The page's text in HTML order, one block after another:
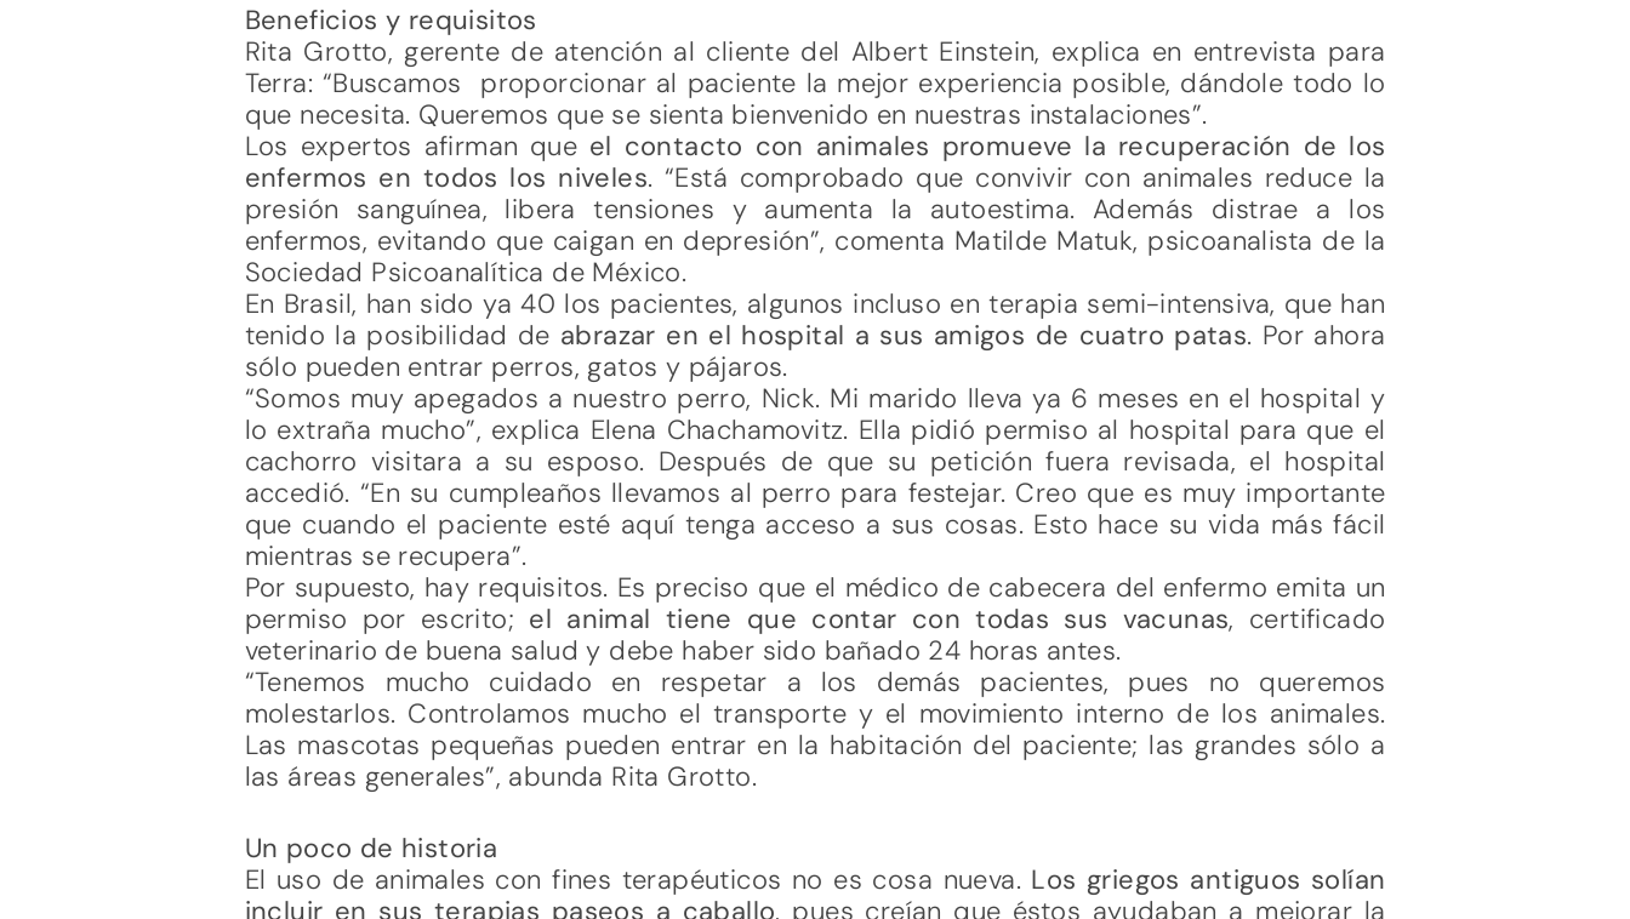
Beneficios y requisitos
Rita Grotto, gerente de atención al cliente del Albert Einstein, explica en entrevista para
Terra: “Buscamos proporcionar al paciente la mejor experiencia posible, dándole todo lo
que necesita. Queremos que se sienta bienvenido en nuestras instalaciones”.
Los expertos afirman que el contacto con animales promueve la recuperación de los
enfermos en todos los niveles. “Está comprobado que convivir con animales reduce la
presión sanguínea, libera tensiones y aumenta la autoestima. Además distrae a los
enfermos, evitando que caigan en depresión”, comenta Matilde Matuk, psicoanalista de la
Sociedad Psicoanalítica de México.
En Brasil, han sido ya 40 los pacientes, algunos incluso en terapia semi-intensiva, que han
tenido la posibilidad de abrazar en el hospital a sus amigos de cuatro patas. Por ahora
sólo pueden entrar perros, gatos y pájaros.
“Somos muy apegados a nuestro perro, Nick. Mi marido lleva ya 6 meses en el hospital y
lo extraña mucho”, explica Elena Chachamovitz. Ella pidió permiso al hospital para que el
cachorro visitara a su esposo. Después de que su petición fuera revisada, el hospital
accedió. “En su cumpleaños llevamos al perro para festejar. Creo que es muy importante
que cuando el paciente esté aquí tenga acceso a sus cosas. Esto hace su vida más fácil
mientras se recupera”.
Por supuesto, hay requisitos. Es preciso que el médico de cabecera del enfermo emita un
permiso por escrito; el animal tiene que contar con todas sus vacunas, certificado
veterinario de buena salud y debe haber sido bañado 24 horas antes.
“Tenemos mucho cuidado en respetar a los demás pacientes, pues no queremos
molestarlos. Controlamos mucho el transporte y el movimiento interno de los animales.
Las mascotas pequeñas pueden entrar en la habitación del paciente; las grandes sólo a
las áreas generales”, abunda Rita Grotto.
Un poco de historia
El uso de animales con fines terapéuticos no es cosa nueva. Los griegos antiguos solían
incluir en sus terapias paseos a caballo, pues creían que éstos ayudaban a mejorar la